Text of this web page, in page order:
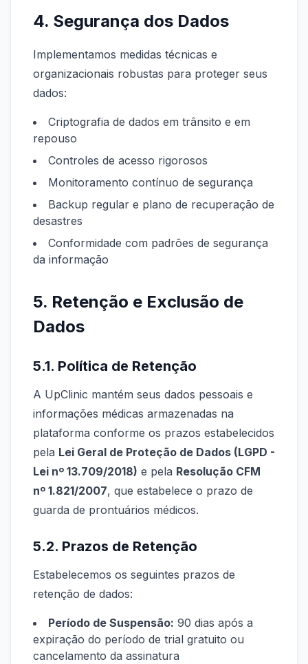
4. Segurança dos Dados
Implementamos medidas técnicas e
organizacionais robustas para proteger seus
dados:
Criptografia de dados em trânsito e em
repouso
Controles de acesso rigorosos
Monitoramento contínuo de segurança
Backup regular e plano de recuperação de
desastres
Conformidade com padrões de segurança
da informação
5. Retenção e Exclusão de
Dados
5.1. Política de Retenção
A UpClinic mantém seus dados pessoais e
informações médicas armazenadas na
plataforma conforme os prazos estabelecidos
pela Lei Geral de Proteção de Dados (LGPD -
Lei nº 13.709/2018) e pela Resolução CFM
nº 1.821/2007, que estabelece o prazo de
guarda de prontuários médicos.
5.2. Prazos de Retenção
Estabelecemos os seguintes prazos de
retenção de dados:
Período de Suspensão: 90 dias após a
expiração do período de trial gratuito ou
cancelamento da assinatura